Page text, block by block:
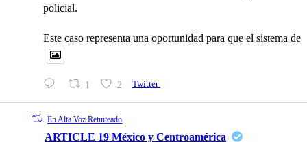
policial.
Este caso representa una oportunidad para que el sistema de
1 2 Twitter
En Alta Voz Retuiteado
ARTICLE 19 México y Centroamérica